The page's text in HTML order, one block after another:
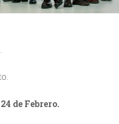
de Febrero.